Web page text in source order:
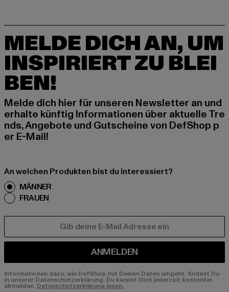
MELDE DICH AN, UM
INSPIRIERT ZU BLEI
BEN!
Melde dich hier für unseren Newsletter an und
erhalte künftig Informationen über aktuelle Tre
nds, Angebote und Gutscheine von DefShop p
er E-Mail!
An welchen Produkten bist du interessiert?
MÄNNER
FRAUEN
ANMELDEN
Informationen dazu, wie DefShop mit Deinen Daten umgeht, findest Du
in unserer Datenschutzerklärung. Du kannst Dich jederzeit kostenfei
abmelden. Datenschutzerklärung lesen.